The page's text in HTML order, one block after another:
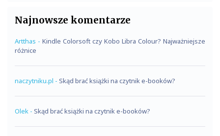
Najnowsze komentarze
Artthas - Kindle Colorsoft czy Kobo Libra Colour? Najważniejsze
różnice
naczytniku.pl - Skąd brać książki na czytnik e-booków?
Olek - Skąd brać książki na czytnik e-booków?